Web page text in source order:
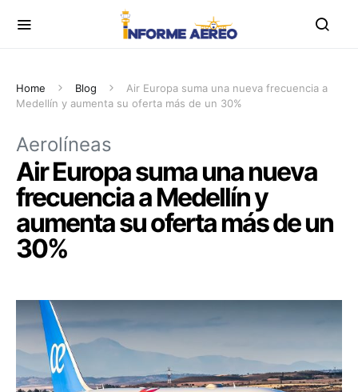
Home Blog
Air Europa suma una nueva frecuencia a
Medellín y aumenta su oferta más de un 30%
Aerolíneas
Air Europa suma una nueva
frecuencia a Medellín y
aumenta su oferta más de un
30%